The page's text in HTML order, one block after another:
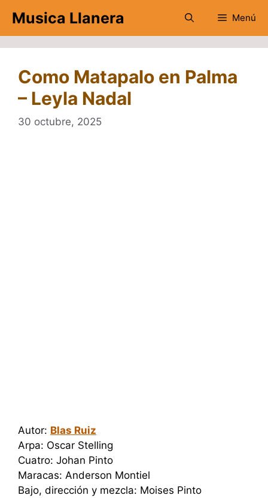
contenido
Musica Llanera Menú
Como Matapalo en Palma
– Leyla Nadal
30 octubre, 2025
Autor: Blas Ruiz
Arpa: Oscar Stelling
Cuatro: Johan Pinto
Maracas: Anderson Montiel
Bajo, dirección y mezcla: Moises Pinto